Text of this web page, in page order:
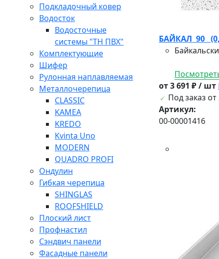
Подкладочный ковер
Водосток
Водосточные
системы "ТН ПВХ"
Комплектующие
Шифер
Рулонная наплавляемая
Металлочерепица
CLASSIC
KAMEA
KREDO
Kvinta Uno
MODERN
QUADRO PROFI
Ондулин
Гибкая черепица
SHINGLAS
ROOFSHIELD
Плоский лист
Профнастил
Сэндвич панели
Фасадные панели
БАЙКАЛ 90
от 3 691 ₽ / шт
Под заказ от
Артикул:
00-00001416